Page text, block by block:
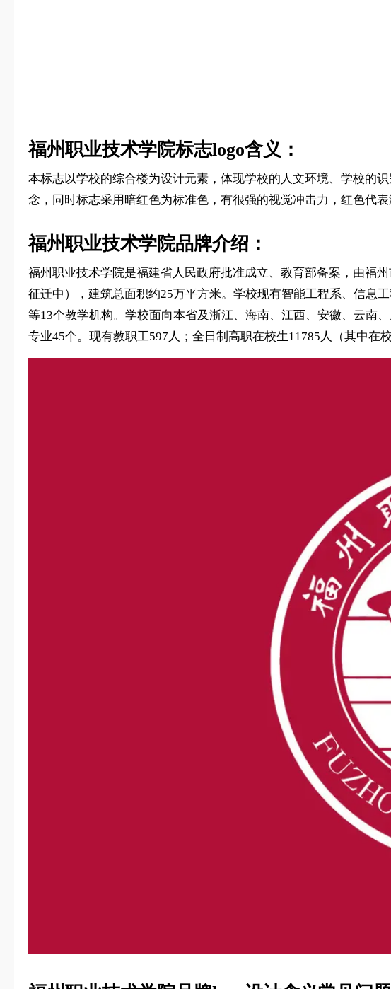
福州职业技术学院标志logo含义：
本标志以学校的综合楼为设计元素，体现学校的人文环境、学校的
念，同时标志采用暗红色为标准色，有很强的视觉冲击力，红色代
福州职业技术学院品牌介绍：
福州职业技术学院是福建省人民政府批准成立、教育部备案，由福
征迁中），建筑总面积约25万平方米。学校现有智能工程系、信息
等13个教学机构。学校面向本省及浙江、海南、江西、安徽、云南
专业45个。现有教职工597人；全日制高职在校生11785人（其中在